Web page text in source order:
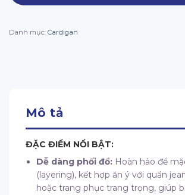
Danh mục: Cardigan
Mô tả
ĐẶC ĐIỂM NỔI BẬT:
Dễ dàng phối đồ: Hoàn hảo để
(layering), kết hợp ăn ý với quần
hoặc trang phục trang trọng, giúp